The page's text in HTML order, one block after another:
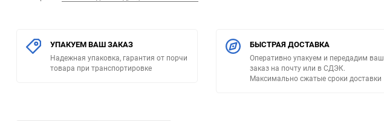
УПАКУЕМ ВАШ ЗАКАЗ
Надежная упаковка, гарантия от порчи
товара при транспортировке
БЫСТРАЯ ДОСТАВКА
Оперативно упакуем и передадим ваш
заказ на почту или в СДЭК.
Максимально сжатые сроки доставки